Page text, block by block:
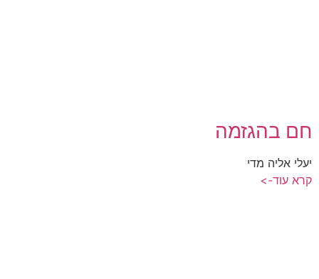
חם בהגזמה
יעלי אליה מדי
קרא עוד->